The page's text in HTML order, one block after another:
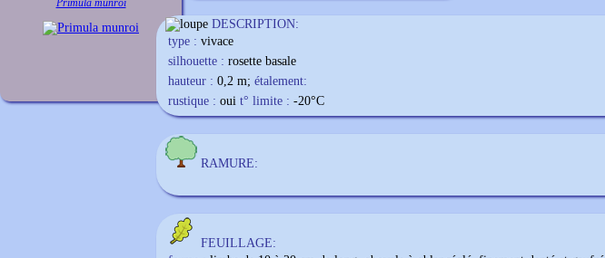
Primula munroi
DESCRIPTION:
type : vivace
silhouette : rosette basale
hauteur : 0,2 m; étalement:
rustique : oui t° limite : -20°C
RAMURE:
FEUILLAGE: